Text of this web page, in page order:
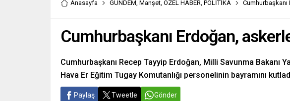
Anasayfa GÜNDEM, Manşet, ÖZEL HABER, POLİTİKA Cumhurbaşkanı
Cumhurbaşkanı Erdoğan,
Cumhurbaşkanı Recep Tayyip Erdoğan, Milli Savunma Bakanı
Hava Er Eğitim Tugay Komutanlığı personelinin bayramını
Paylaş Tweetle Gönder